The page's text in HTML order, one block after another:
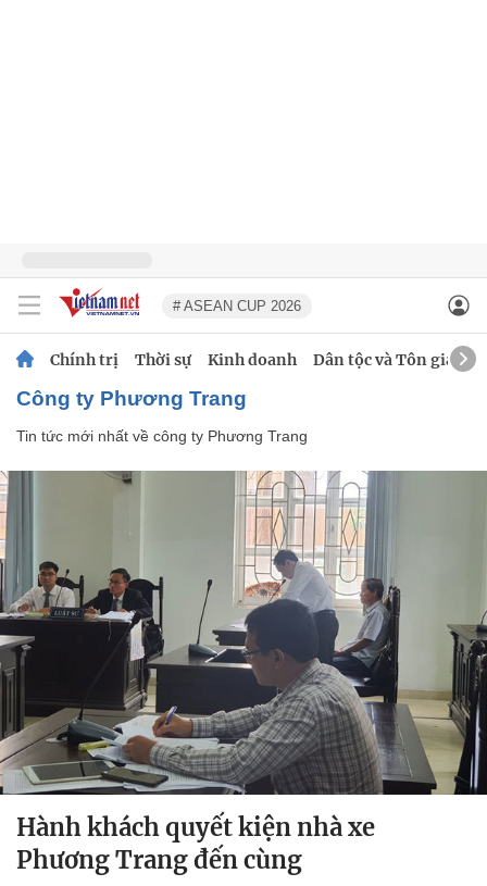
# ASEAN CUP 2026
Chính trị Thời sự Kinh doanh Dân tộc và Tôn giáo
công ty Phương Trang
Tin tức mới nhất về công ty Phương Trang
Hành khách quyết kiện nhà xe
Phương Trang đến cùng